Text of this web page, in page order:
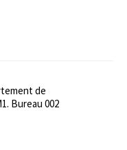
de
Bureau 002